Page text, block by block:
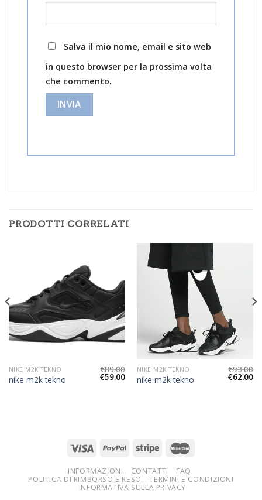
Salva il mio nome, email e sito web
in questo browser per la prossima volta
che commento.
PRODOTTI CORRELATI
NIKE M2K TEKNO
nike m2k tekno
€89.00
€59.00
NIKE M2K TEKNO
nike m2k tekno
€93.00
€62.00
INFORMAZIONI CONTATTI
FAQ
POLITICA DI RIMBORSO E RESO
TERMINI E CONDIZIONI
INFORMATIVA SULLA PRIVACY